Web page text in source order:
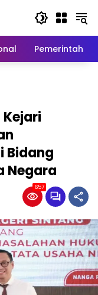
Pemerintah
Bidang
Negara
657